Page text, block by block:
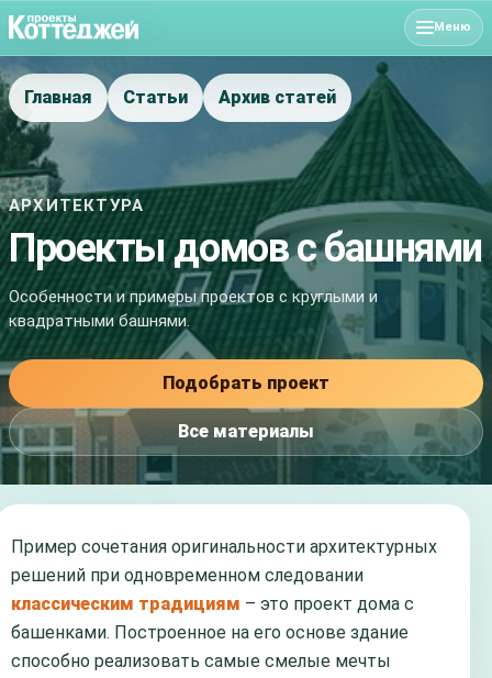
Меню
Главная Статьи Архив статей
АРХИТЕКТУРА
Проекты домов с башнями
Особенности и примеры проектов с круглыми и
квадратными башнями.
Подобрать проект
Все материалы
Пример сочетания оригинальности архитектурных
решений при одновременном следовании
классическим традициям – это проект дома с
башенками. Построенное на его основе здание
способно реализовать самые смелые мечты